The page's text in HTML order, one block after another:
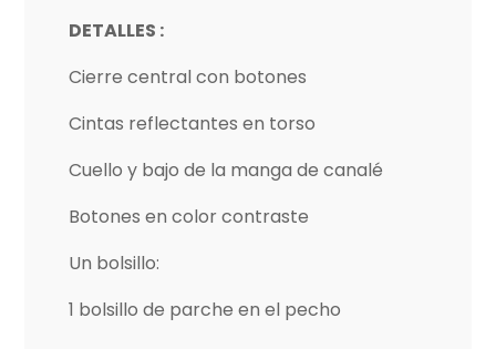
DETALLES :
Cierre central con botones
Cintas reflectantes en torso
Cuello y bajo de la manga de canalé
Botones en color contraste
Un bolsillo:
1 bolsillo de parche en el pecho